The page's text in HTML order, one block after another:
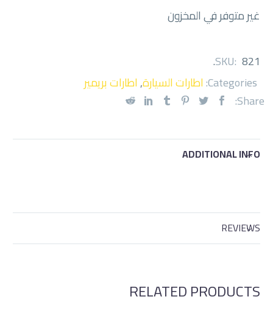
غير متوفر في المخزون
SKU: 821
.
Categories: اطارات السيارة,اطارات بريمير
Share:
ADDITIONAL INFO
REVIEWS
RELATED PRODUCTS